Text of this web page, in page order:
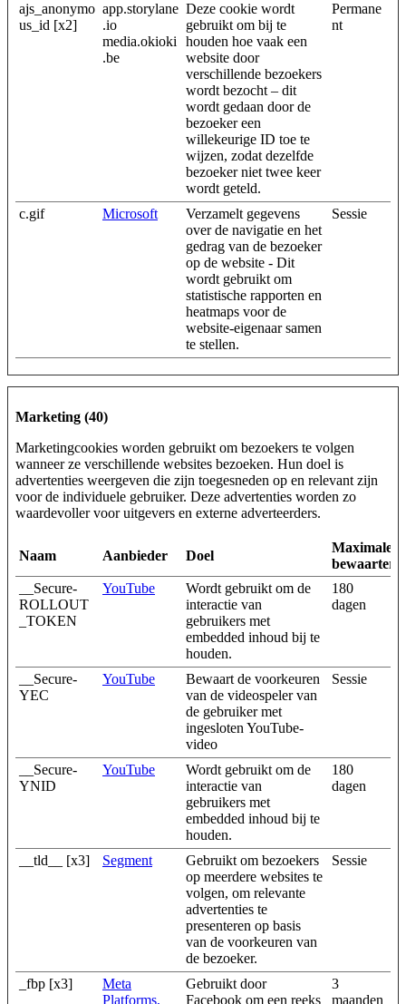
ajs_anonymo
us_id [x2]
app.storylane
.io
media.okioki
.be
Deze cookie wordt
gebruikt om bij te
houden hoe vaak een
website door
verschillende bezoekers
wordt bezocht – dit
wordt gedaan door de
bezoeker een
willekeurige ID toe te
wijzen, zodat dezelfde
bezoeker niet twee keer
wordt geteld.
Permane
nt
c.gif Microsoft
Verzamelt gegevens
over de navigatie en het
gedrag van de bezoeker
op de website - Dit
wordt gebruikt om
statistische rapporten en
heatmaps voor de
website-eigenaar samen
te stellen.
Sessie
Marketing (40)
Marketingcookies worden gebruikt om bezoekers te volgen
wanneer ze verschillende websites bezoeken. Hun doel is
advertenties weergeven die zijn toegesneden op en relevant zijn
voor de individuele gebruiker. Deze advertenties worden zo
waardevoller voor uitgevers en externe adverteerders.
Naam Aanbieder Doel
Maximale
__Secure-
ROLLOUT
_TOKEN
YouTube
Wordt gebruikt om de
interactie van
gebruikers met
embedded inhoud bij te
houden.
180
dagen
__Secure-
YEC
YouTube
Bewaart de voorkeuren
van de videospeler van
de gebruiker met
ingesloten YouTube-
video
Sessie
__Secure-
YNID
YouTube
Wordt gebruikt om de
interactie van
gebruikers met
embedded inhoud bij te
houden.
180
dagen
__tld__ [x3] Segment
Gebruikt om bezoekers
op meerdere websites te
volgen, om relevante
advertenties te
presenteren op basis
van de voorkeuren van
de bezoeker.
Sessie
_fbp [x3]
Meta
Platforms,
Gebruikt door
Facebook om een reeks
3
maanden